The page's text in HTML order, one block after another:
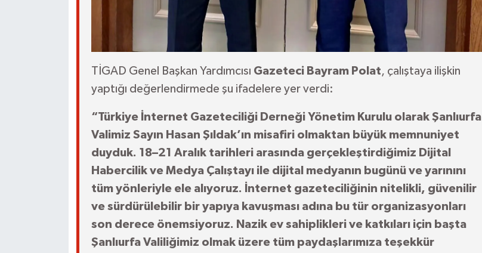
TİGAD Genel Başkan Yardımcısı Gazeteci Bayram Polat, çalıştaya ilişkin
yaptığı değerlendirmede şu ifadelere yer verdi:
“Türkiye İnternet Gazeteciliği Derneği Yönetim Kurulu olarak Şanlıurfa
Valimiz Sayın Hasan Şıldak’ın misafiri olmaktan büyük memnuniyet
duyduk. 18–21 Aralık tarihleri arasında gerçekleştirdiğimiz Dijital
Habercilik ve Medya Çalıştayı ile dijital medyanın bugünü ve yarınını
tüm yönleriyle ele alıyoruz. İnternet gazeteciliğinin nitelikli, güvenilir
ve sürdürülebilir bir yapıya kavuşması adına bu tür organizasyonları
son derece önemsiyoruz. Nazik ev sahiplikleri ve katkıları için başta
Şanlıurfa Valiliğimiz olmak üzere tüm paydaşlarımıza teşekkür